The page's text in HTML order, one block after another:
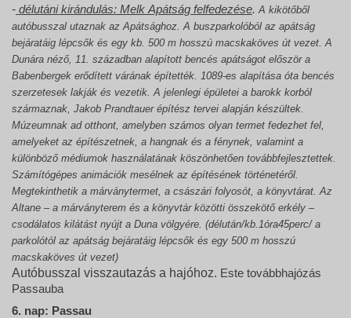
- délutáni kirándulás: Melk Apátság felfedezése. A kikötőből
autóbusszal utaznak az Apátsághoz. A buszparkolóból az apátság
bejáratáig lépcsők és egy kb. 500 m hosszú macskaköves út vezet. A
Dunára néző, 11. században alapított bencés apátságot először a
Babenbergek erődített várának építették. 1089-es alapítása óta bencés
szerzetesek lakják és vezetik. A jelenlegi épületei a barokk korból
származnak, Jakob Prandtauer építész tervei alapján készültek.
Múzeumnak ad otthont, amelyben számos olyan termet fedezhet fel,
amelyeket az építészetnek, a hangnak és a fénynek, valamint a
különböző médiumok használatának köszönhetően továbbfejlesztettek.
Számítógépes animációk mesélnek az építésének történetéről.
Megtekinthetik a márványtermet, a császári folyosót, a könyvtárat. Az
Altane – a márványterem és a könyvtár közötti összekötő erkély –
csodálatos kilátást nyújt a Duna völgyére. (délután/kb.1óra45perc/ a
parkolótól az apátság bejáratáig lépcsők és egy 500 m hosszú
macskaköves út vezet)
Autóbusszal visszautazás a hajóhoz. Este továbbhajózás
Passauba
6. nap: Passau